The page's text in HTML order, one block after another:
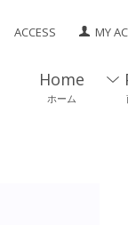
ACCESS MY
Home
ホーム